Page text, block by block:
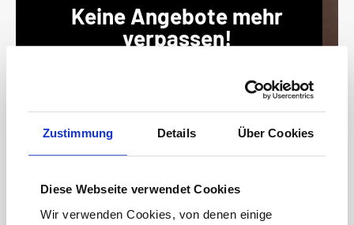
Zustimmung Details Über Cookies
Diese Webseite verwendet Cookies
Wir verwenden Cookies, von denen einige
Keine Angebote mehr
verpassen!
Bleiben Sie auf dem Laufenden mit unserem
Newsletter und erhalten Sie Informationen zu
Aktionen und Rabatten frühzeitig. Sichern Sie
sich zusätzlich einen 15€ Gutschein* für Ihren
nächsten Einkauf.
E-
Adresse*